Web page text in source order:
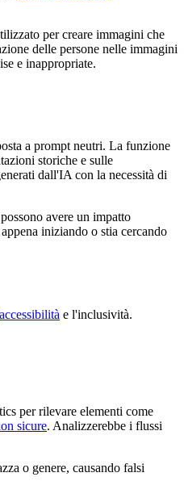
per creare immagini che
delle persone nelle immagini
e inappropriate.
a prompt neutri. La funzione
storiche e sulle
dall'IA con la necessità di
avere un impatto
iniziando o stia cercando
accessibilità e l'inclusività.
per rilevare elementi come
sicure. Analizzerebbe i flussi
o genere, causando falsi